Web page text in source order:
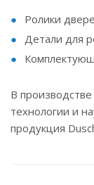
Ролики
Детали для
В
технологии и
продукция